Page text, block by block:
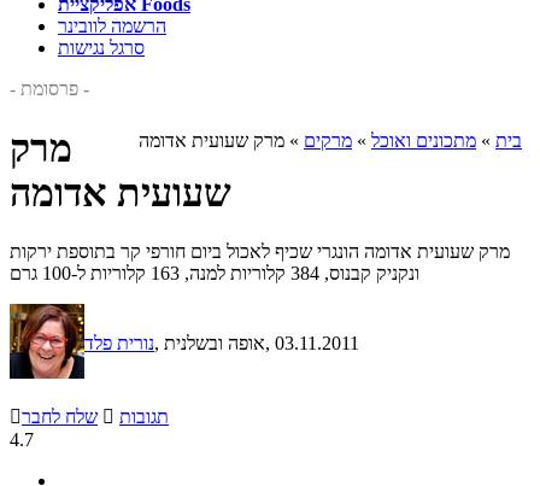
אפליקציית Foods
הרשמה לוובינר
סרגל נגישות
- פרסומת -
בית » מתכונים ואוכל » מרקים » מרק שעועית אדומה
מרק
שעועית אדומה
מרק שעועית אדומה הונגרי שכיף לאכול ביום חורפי קר בתוספת ירקות
ונקניק קבנוס, 384 קלוריות למנה, 163 קלוריות ל-100 גרם
נורית פלד , אופה ובשלנית, 03.11.2011
שלח לחבר  תגובות
4.7